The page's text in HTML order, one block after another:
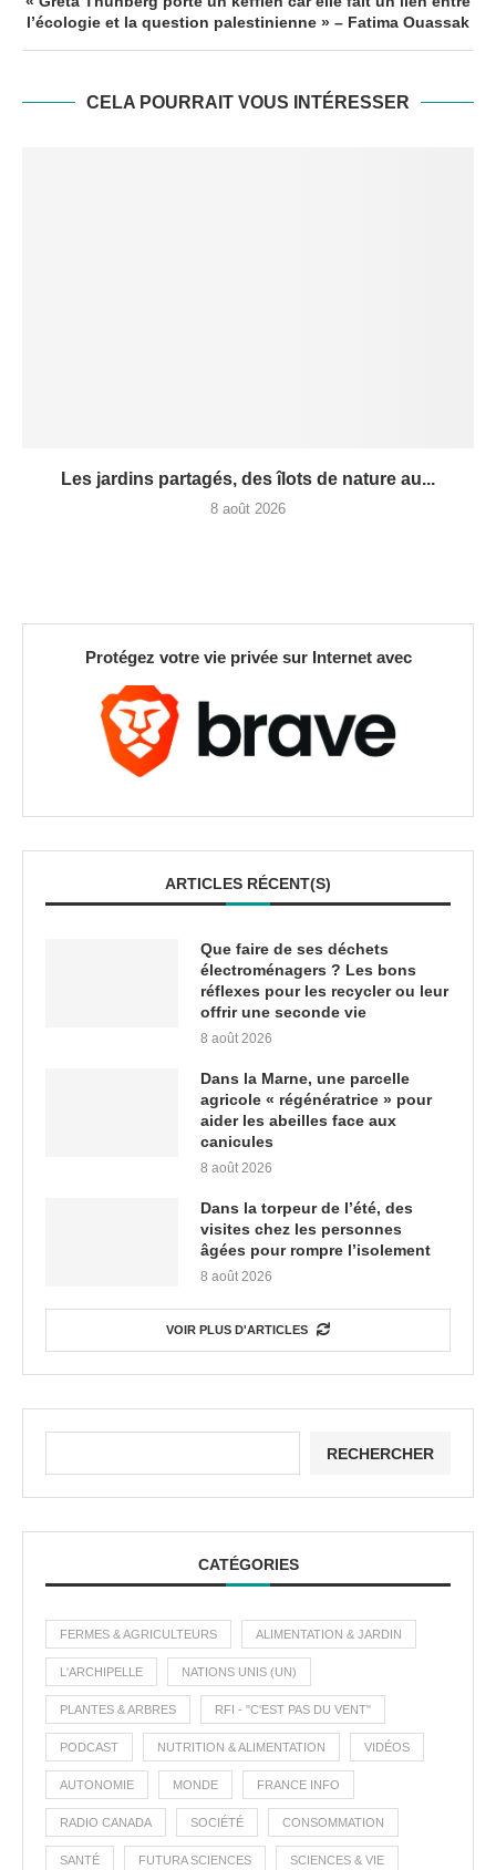
l’écologie et la question palestinienne » – Fatima Ouassak
CELA POURRAIT VOUS INTÉRESSER
Les jardins partagés, des îlots de nature au...
8 août 2026
Protégez votre vie privée sur Internet avec
ARTICLES RÉCENT(S)
Que faire de ses déchets
électroménagers ? Les bons
réflexes pour les recycler ou leur
offrir une seconde vie
8 août 2026
Dans la Marne, une parcelle
agricole « régénératrice » pour
aider les abeilles face aux
canicules
8 août 2026
Dans la torpeur de l’été, des
visites chez les personnes
âgées pour rompre l’isolement
8 août 2026
VOIR PLUS D'ARTICLES
RECHERCHER
CATÉGORIES
FERMES & AGRICULTEURS ALIMENTATION & JARDIN
L'ARCHIPELLE NATIONS UNIS (UN)
PLANTES & ARBRES RFI - "C'EST PAS DU VENT"
PODCAST NUTRITION & ALIMENTATION VIDÉOS
AUTONOMIE MONDE FRANCE INFO
RADIO CANADA SOCIÉTÉ CONSOMMATION
SANTÉ FUTURA SCIENCES SCIENCES & VIE